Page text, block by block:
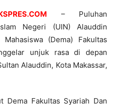
– Puluhan
Negeri (UIN) Alauddin
(Dema) Fakultas
unjuk rasa di depan
Alauddin, Kota Makassar,
Dema Fakultas Syariah Dan